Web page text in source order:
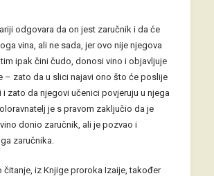
odgovara da on jest zaručnik i da će
vina, ali ne sada, jer ovo nije njegova
ipak čini čudo, donosi vino i objavljuje
– zato da u slici najavi ono što će poslije
i zato da njegovi učenici povjeruju u njega
je s pravom zaključio da je
donio zaručnik, ali je pozvao i
zaručnika.
čitanje, iz Knjige proroka Izaije, također